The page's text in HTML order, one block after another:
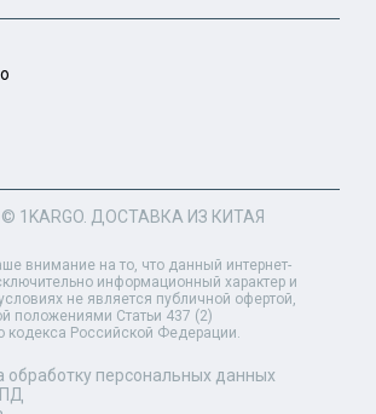
© 1KARGO . ДОСТАВКА ИЗ КИТАЯ
внимание на то, что данный интернет-
информационный характер и
не является публичной офертой,
положениями Статьи 437 (2)
кодекса Российской Федерации.
обработку персональных данных